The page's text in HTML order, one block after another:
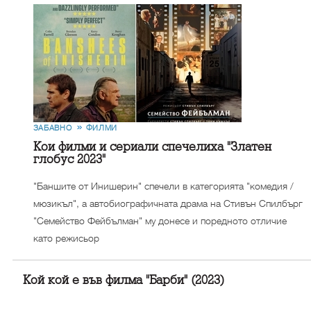
ЗАБАВНО ФИЛМИ
Кои филми и сериали спечелиха "Златен
глобус 2023"
"Баншите от Инишерин" спечели в категорията "комедия /
мюзикъл", а автобиографичната драма на Стивън Спилбърг
"Семейство Фейбълман" му донесе и поредното отличие
като режисьор
Кой кой е във филма "Барби" (2023)